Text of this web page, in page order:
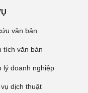
văn bản
tích văn bản
lý doanh nghiệp
vụ dịch thuật